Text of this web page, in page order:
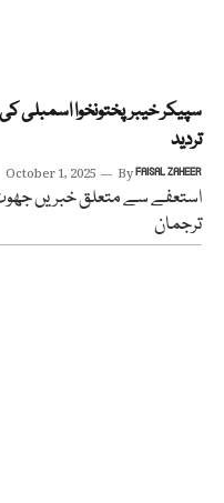
سپیکر خیبرپختونخوا
تردید
October 1, 2025 ByFAISAL ZAHEER
استعفے سے متعلق خبریں جھوٹ
ترجمان